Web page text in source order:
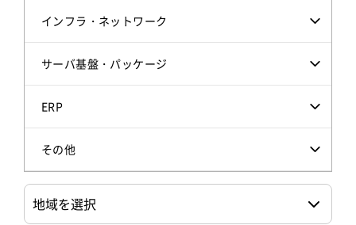
インフラ・ネットワーク
サーバ基盤・パッケージ
ERP
その他